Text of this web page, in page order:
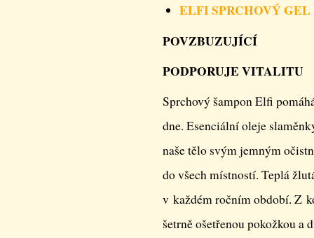
ELFI SPRCHOVÝ
POVZBUZUJÍCÍ
PODPORUJE VITALITU
Sprchový šampon Elfi
dne. Esenciální oleje
naše tělo svým jemným
do všech místností. Teplá
v každém ročním období. Z
šetrně ošetřenou pokožkou a